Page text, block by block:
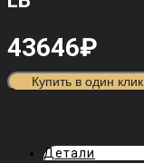
43646₽
Купить в один клик
Детали